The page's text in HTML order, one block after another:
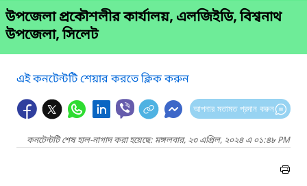
উপজেলা প্রকৌশলীর কার্যালয়, এলজিইডি, বিশ্বনাথ
উপজেলা, সিলেট
এই কনটেন্টটি শেয়ার করতে ক্লিক করুন
আপনার মতামত প্রদান করুন
কনটেন্টটি শেষ হাল-নাগাদ করা হয়েছে: মঙ্গলবার, ২৩ এপ্রিল, ২০২৪ এ ০১:৪৮ PM